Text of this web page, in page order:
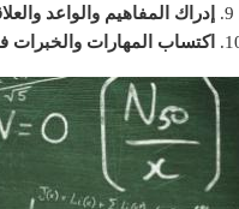
إدراك المفاهيم والواعد
اكتساب المهارات والخبرات